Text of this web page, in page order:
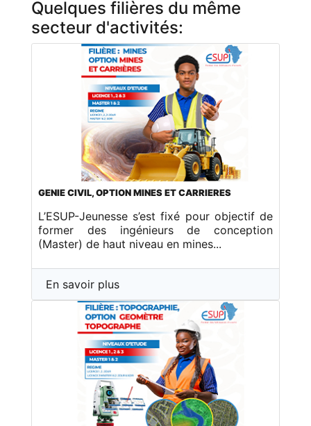
Quelques filières du même
secteur d'activités:
GENIE CIVIL, OPTION MINES ET CARRIERES
L’ESUP-Jeunesse s’est fixé pour objectif de
former des ingénieurs de conception
(Master) de haut niveau en mines...
En savoir plus